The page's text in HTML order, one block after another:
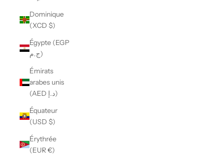
Dominique
(XCD $)
Égypte (EGP
ج.م)
Émirats
arabes unis
(AED د.إ)
Équateur
(USD $)
Érythrée
(EUR €)